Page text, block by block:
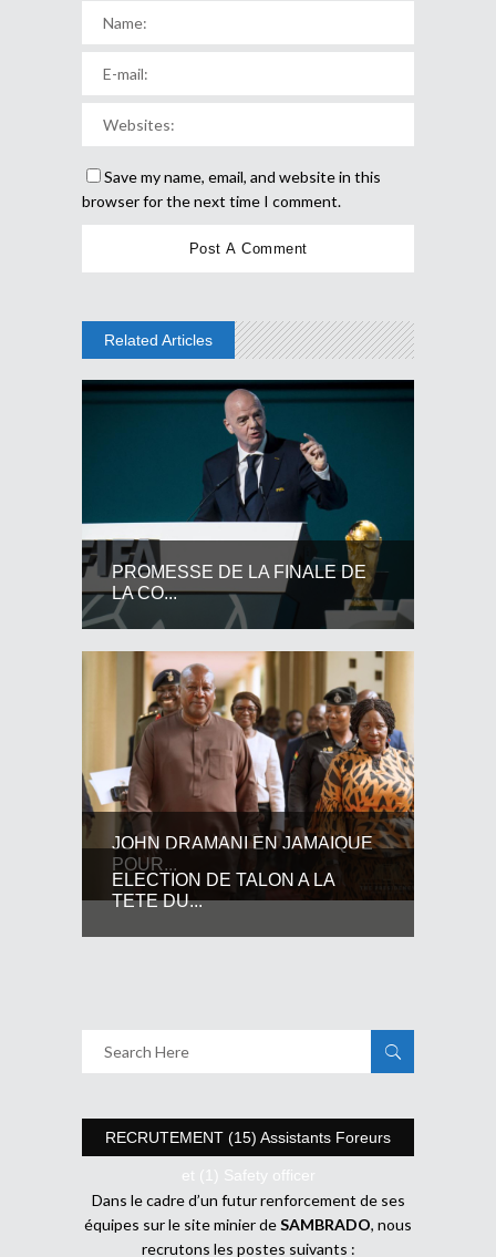
Save my name, email, and website in this
browser for the next time I comment.
Related Articles
PROMESSE DE LA FINALE DE
LA CO...
JOHN DRAMANI EN JAMAIQUE
POUR...
ELECTION DE TALON A LA
TETE DU...
RECRUTEMENT (15) Assistants Foreurs
et (1) Safety officer
Dans le cadre d’un futur renforcement de ses
équipes sur le site minier deSAMBRADO, nous
recrutons les postes suivants :